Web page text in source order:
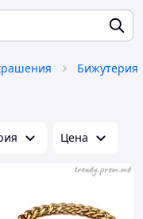
Бижутерия
Цена